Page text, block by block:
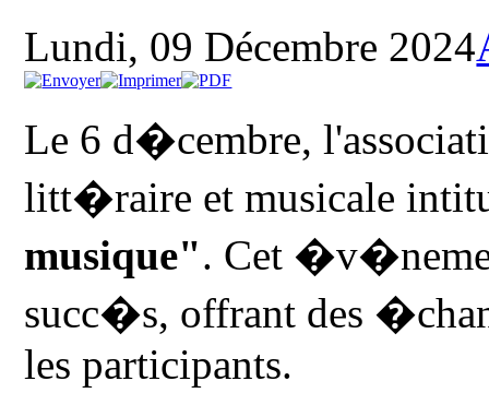
Lundi, 09 Décembre 2024
Le 6 d�cembre,
litt�raire et musicale
musique". Cet
succ�s, offrant des
les participants.